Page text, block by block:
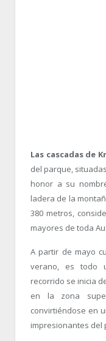
Las cascadas de
del parque,
honor a su
ladera de la
380 metros,
mayores de toda
A partir de mayo
verano, es todo
recorrido se inicia
en la zona
convirtiéndose en
impresionantes del